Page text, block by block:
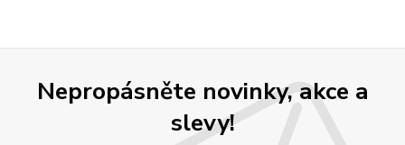
Nepropásněte novinky, akce a
slevy!